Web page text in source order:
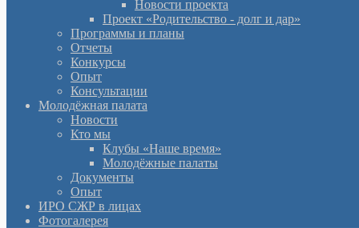
Новости проекта
Проект «Родительство - долг и дар»
Программы и планы
Отчеты
Конкурсы
Опыт
Консультации
Молодёжная палата
Новости
Кто мы
Клубы «Наше время»
Молодёжные палаты
Документы
Опыт
ИРО СЖР в лицах
Фотогалерея